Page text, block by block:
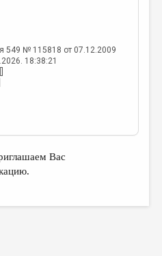
549 № 115818 от 07.12.2009
18:38:21
Вас